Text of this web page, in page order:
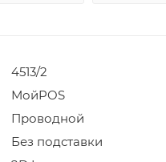
4513/2
МойPOS
Проводной
Без подставки